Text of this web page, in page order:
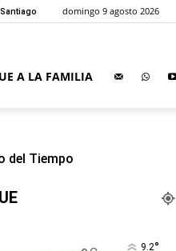
Santiago domingo 9 agosto 2026
A LA FAMILIA
del Tiempo
9.2°